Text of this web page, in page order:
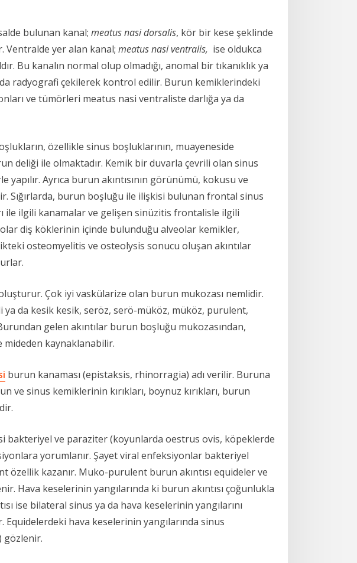
bulunan kanal; meatus nasi dorsalis, kör bir kese şeklinde
Ventralde yer alan kanal; meatus nasi ventralis, ise oldukca
Bu kanalın normal olup olmadığı, anomal bir tıkanıklık ya
radyografi çekilerek kontrol edilir. Burun kemiklerindeki
ve tümörleri meatus nasi ventraliste darlığa ya da
özellikle sinus boşluklarının, muayeneside
deliği ile olmaktadır. Kemik bir duvarla çevrili olan sinus
Ayrıca burun akıntısının görünümü, kokusu ve
Sığırlarda, burun boşluğu ile ilişkisi bulunan frontal sinus
ile ilgili kanamalar ve gelişen sinüzitis frontalisle ilgili
diş köklerinin içinde bulunduğu alveolar kemikler,
osteomyelitis ve osteolysis sonucu oluşan akıntılar
Çok iyi vaskülarize olan burun mukozası nemlidir.
da kesik kesik, seröz, serö-müköz, müköz, purulent,
gelen akıntılar burun boşluğu mukozasından,
mideden kaynaklanabilir.
burun kanaması (epistaksis, rhinorragia) adı verilir. Buruna
ve sinus kemiklerinin kırıkları, boynuz kırıkları, burun
bakteriyel ve paraziter (koyunlarda oestrus ovis, köpeklerde
yorumlanır. Şayet viral enfeksiyonlar bakteriyel
kazanır. Muko-purulent burun akıntısı equideler ve
Hava keselerinin yangılarında ki burun akıntısı çoğunlukla
ise bilateral sinus ya da hava keselerinin yangılarını
Equidelerdeki hava keselerinin yangılarında sinus
gözlenir.